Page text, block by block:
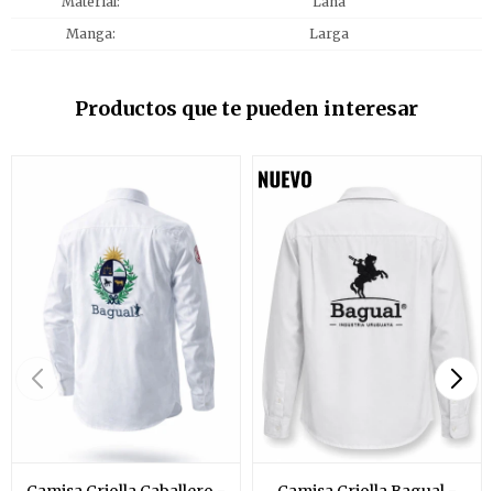
Manga
Larga
Productos que te pueden interesar